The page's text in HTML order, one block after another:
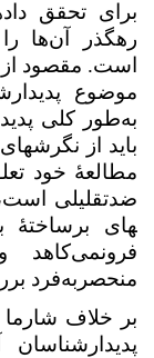
برای تحقق
رهگذر آن‌ها
است. مقصود از
موضوع
به‌طور کلی
باید از
مطالعهٔ خود
ضدتقلیلی است،
های برساختهٔ
فرونمی‌کاهد
منحصربه‌فرد
بر خلاف